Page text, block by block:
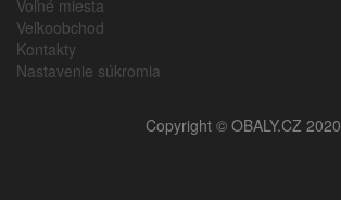
Voľné miesta
Veľkoobchod
Kontakty
Nastavenie súkromia
Copyright © OBALY.CZ 2020